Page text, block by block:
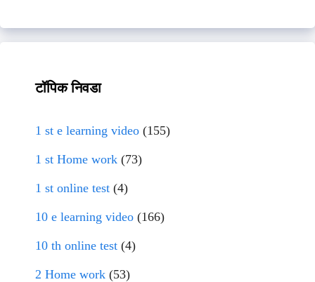
टॉपिक निवडा
1 st e learning video (155)
1 st Home work (73)
1 st online test (4)
10 e learning video (166)
10 th online test (4)
2 Home work (53)